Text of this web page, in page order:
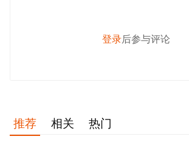
登录后参与评论
推荐 相关
热门